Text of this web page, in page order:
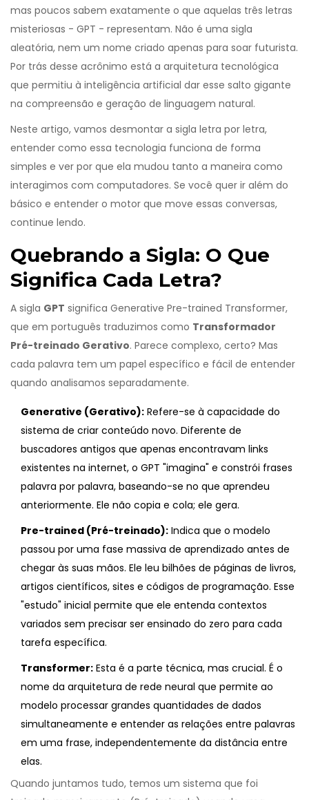
mas poucos sabem exatamente o que aquelas três letras
misteriosas - GPT - representam. Não é uma sigla
aleatória, nem um nome criado apenas para soar futurista.
Por trás desse acrônimo está a arquitetura tecnológica
que permitiu à inteligência artificial dar esse salto gigante
na compreensão e geração de linguagem natural.
Neste artigo, vamos desmontar a sigla letra por letra,
entender como essa tecnologia funciona de forma
simples e ver por que ela mudou tanto a maneira como
interagimos com computadores. Se você quer ir além do
básico e entender o motor que move essas conversas,
continue lendo.
Quebrando a Sigla: O Que
Significa Cada Letra?
A sigla GPT significa Generative Pre-trained Transformer,
que em português traduzimos como Transformador
Pré-treinado Gerativo. Parece complexo, certo? Mas
cada palavra tem um papel específico e fácil de entender
quando analisamos separadamente.
Generative (Gerativo): Refere-se à capacidade do
sistema de criar conteúdo novo. Diferente de
buscadores antigos que apenas encontravam links
existentes na internet, o GPT "imagina" e constrói frases
palavra por palavra, baseando-se no que aprendeu
anteriormente. Ele não copia e cola; ele gera.
Pre-trained (Pré-treinado): Indica que o modelo
passou por uma fase massiva de aprendizado antes de
chegar às suas mãos. Ele leu bilhões de páginas de livros,
artigos científicos, sites e códigos de programação. Esse
"estudo" inicial permite que ele entenda contextos
variados sem precisar ser ensinado do zero para cada
tarefa específica.
Transformer: Esta é a parte técnica, mas crucial. É o
nome da arquitetura de rede neural que permite ao
modelo processar grandes quantidades de dados
simultaneamente e entender as relações entre palavras
em uma frase, independentemente da distância entre
elas.
Quando juntamos tudo, temos um sistema que foi